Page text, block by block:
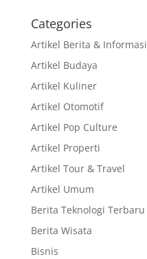
Categories
Artikel Berita & Informasi
Artikel Budaya
Artikel Kuliner
Artikel Otomotif
Artikel Pop Culture
Artikel Properti
Artikel Tour & Travel
Artikel Umum
Berita Teknologi Terbaru
Berita Wisata
Bisnis